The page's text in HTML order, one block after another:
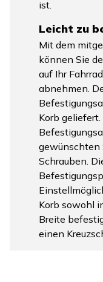
ist.
Leicht zu
Mit dem
können Sie
auf Ihr
abnehmen.
Korb
gewünschten
Schrauben.
Korb sowohl
Breite
einen